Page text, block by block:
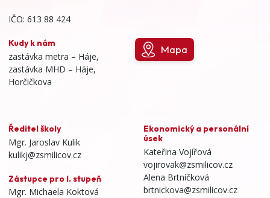
IČO: 613 88 424
Kudy k nám
zastávka metra – Háje,
zastávka MHD – Háje,
Horčičkova
Mapa
Ředitel školy
Mgr. Jaroslav Kulik
kulikj@zsmilicov.cz
Zástupce pro I. stupeň
Mgr. Michaela Koktová
Ekonomický a personální
úsek
Kateřina Vojířová
vojirovak@zsmilicov.cz
Alena Brtníčková
brtnickova@zsmilicov.cz